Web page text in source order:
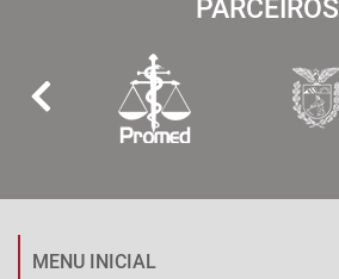
PARCEIROS
MENU INICIAL